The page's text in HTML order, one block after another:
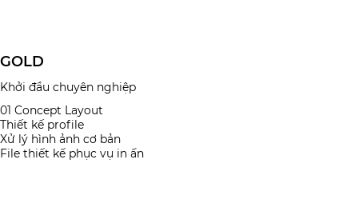
GOLD
Khởi đầu chuyên nghiệp
01 Concept Layout
Thiết kế profile
Xử lý hình ảnh cơ bản
File thiết kế phục vụ in ấn